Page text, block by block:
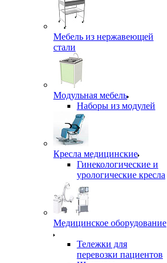
Мебель из нержавеющей
стали
Модульная мебель
Наборы из модулей
Кресла медицинские
Гинекологические и
урологические кресла
Медицинское оборудование
Тележки для
перевозки пациентов